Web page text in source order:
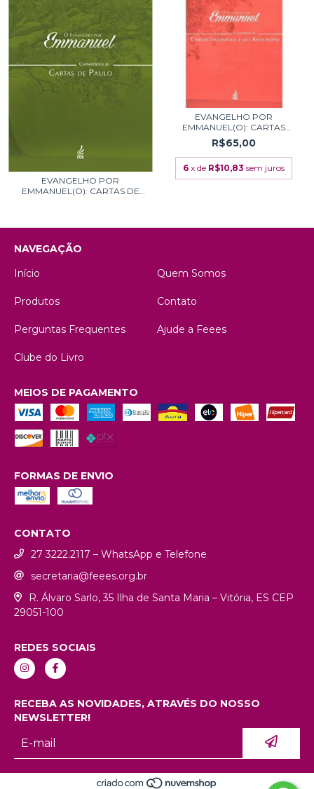
EVANGELHO POR
EMMANUEL(O): CARTAS DE
EVANGELHO POR
EMMANUEL(O): CARTAS
UNIVER...
R$65,00
6 x de R$10,83 sem juros
NAVEGAÇÃO
Início
Quem Somos
Produtos Contato
Perguntas Frequentes Ajude a Feees
Clube do Livro
MEIOS DE PAGAMENTO
FORMAS DE ENVIO
CONTATO
27 3222.2117 – WhatsApp e Telefone
secretaria@feees.org.br
R. Álvaro Sarlo, 35 Ilha de Santa Maria – Vitória, ES CEP
29051-100
REDES SOCIAIS
RECEBA AS NOVIDADES, ATRAVÉS DO NOSSO
NEWSLETTER!